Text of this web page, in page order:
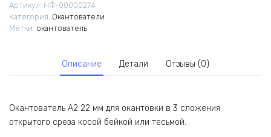
Артикул: НФ-00000274
Категория: Окантователи
Метки: окантователь
Описание Детали Отзывы (0)
Окантователь A2 22 мм для окантовки в 3 сложения
открытого среза косой бейкой или тесьмой.